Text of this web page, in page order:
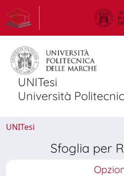
UNITesi
Università
UNITesi
Sfoglia per